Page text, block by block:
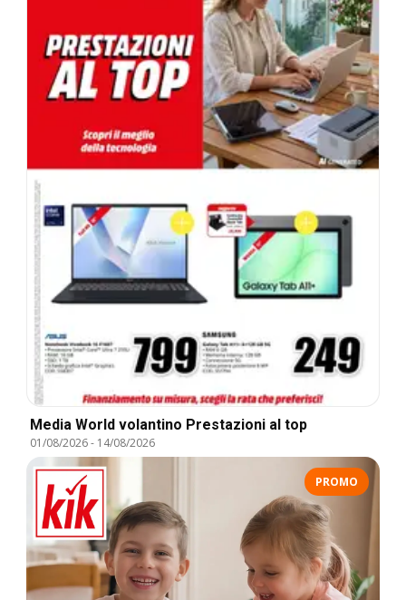
Media World volantino Prestazioni al top
01/08/2026- 14/08/2026
PROMO